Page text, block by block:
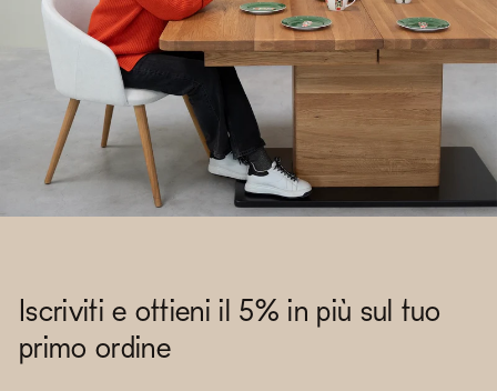
Iscriviti e ottieni il 5% in più sul tuo
primo ordine